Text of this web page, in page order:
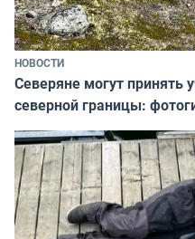
НОВОСТИ
Северяне могут принять
северной границы: